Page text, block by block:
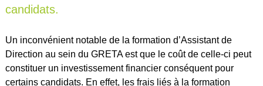
candidats.
Un inconvénient notable de la formation d’Assistant de
Direction au sein du GRETA est que le coût de celle-ci peut
constituer un investissement financier conséquent pour
certains candidats. En effet, les frais liés à la formation